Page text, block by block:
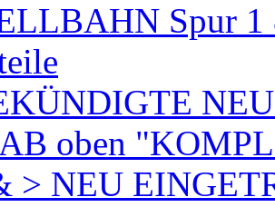
Spur 1
oben
> NEU